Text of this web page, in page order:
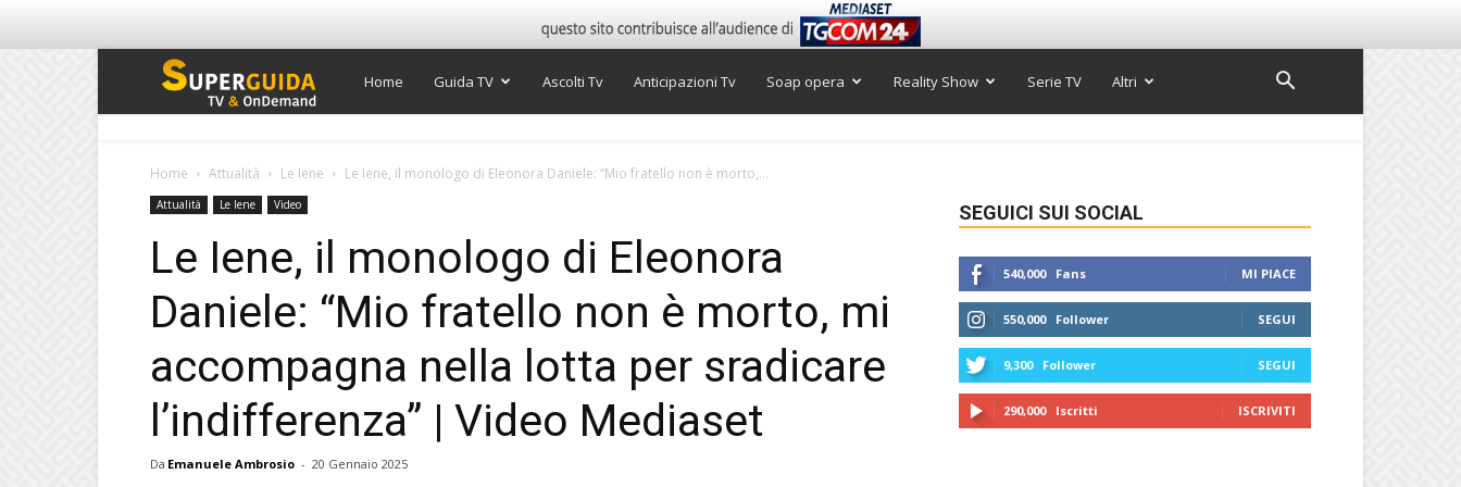
Super
Home Guida TV Ascolti Tv Anticipazioni Tv Soap opera Reality Show Serie TV Altri
Home Attualità Le Iene Le Iene, il monologo di Eleonora Daniele: “Mio fratello non è morto,...
Attualità Le Iene Video
Le Iene, il monologo di Eleonora
Daniele: “Mio fratello non è morto, mi
accompagna nella lotta per sradicare
l’indifferenza” | Video Mediaset
Da Emanuele Ambrosio - 20 Gennaio 2025
SEGUICI SUI SOCIAL
540,000 Fans MI PIACE
550,000 Follower SEGUI
9,300 Follower SEGUI
290,000 Iscritti ISCRIVITI